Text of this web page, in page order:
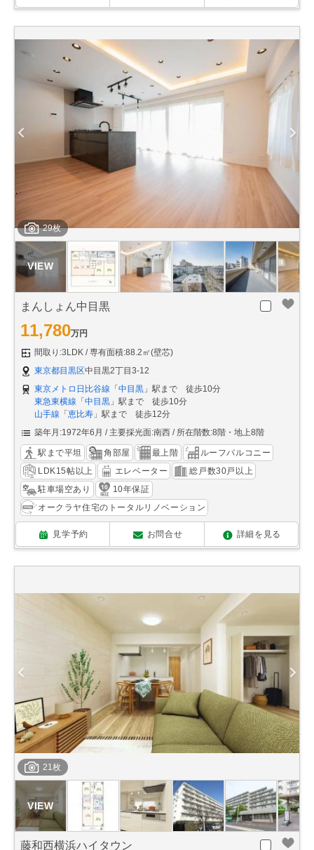
29枚
まんしょん中目黒
11,780万円
間取り:3LDK
専有面積:88.2㎡(壁芯)
東京都目黒区中目黒2丁目3-12
東京メトロ日比谷線 「中目黒 」駅まで 徒歩10分
東急東横線 「中目黒 」駅まで 徒歩10分
山手線 「恵比寿 」駅まで 徒歩12分
築年月:1972年6月
主要採光面:南西 所在階数:8階・地上8階
駅まで平坦 角部屋 最上階
ルーフバルコニー
LDK15帖以上
エレベーター
総戸数30戸以上
駐車場空あり
10年保証
オークラヤ住宅のトータルリノベーション
見学予約 お問合せ 詳細を見る
21枚
藤和西横浜ハイタウン